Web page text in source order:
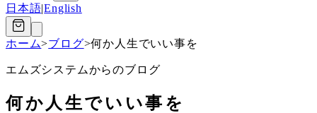
日本語|English
ホーム>ブログ>何か人生でいい事を
エムズシステムからのブログ
何か人生でいい事を